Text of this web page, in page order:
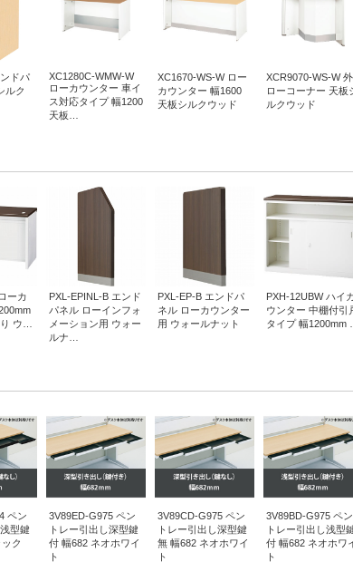
ドパ
ルク
XC1280C-WMW-W
ローカウンター 車イ
ス対応タイプ 幅1200
天板…
XC1670-WS-W ロー
カウンター 幅1600
天板シルクウッド
XCR9070-WS-W 外
ローコーナー 天板
ルクウッド
ーカ
ウ…
PXL-EPINL-B エンド
パネル ローインフォ
メーション用 ウォー
ルナ…
PXL-EP-B エンドパ
ネル ローカウンター
用 ウォールナット
PXH-12UBW ハイ
ウンター 中棚付引
タイプ 幅1200mm …
ペン
型鍵
ク
3V89ED-G975 ペン
トレー引出し深型鍵
付 幅682 ネオホワイ
ト
3V89CD-G975 ペン
トレー引出し深型鍵
無 幅682 ネオホワイ
ト
3V89BD-G975 ペン
トレー引出し浅型
付 幅682 ネオホワ
ト